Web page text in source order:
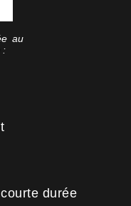
au
:
durée